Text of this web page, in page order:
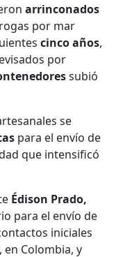
arrinconados
por mar
cinco años,
por
subió
se
para el envío de
que intensificó
Édison Prado,
para el envío de
iniciales
en Colombia, y